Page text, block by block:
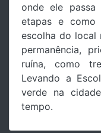
onde ele passa
etapas e como
escolha do local
permanência,
ruína, como
Levando a
verde na
tempo.